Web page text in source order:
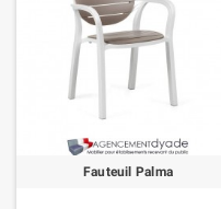
Fauteuil Palma